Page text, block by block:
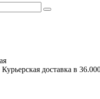
доставка в